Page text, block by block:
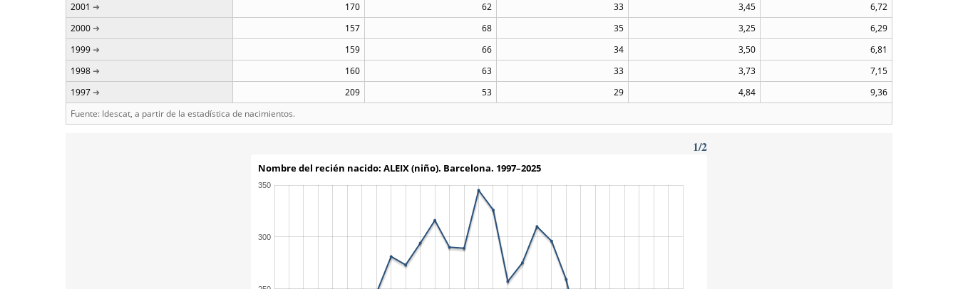
2001
170 62 33 3,45
6,72
2000
157 68 35 3,25
6,29
1999
159 66 34 3,50
6,81
1998
160 63 33 3,73
7,15
1997
209 53 29 4,84
9,36
Fuente: Idescat, a partir de la estadística de nacimientos.